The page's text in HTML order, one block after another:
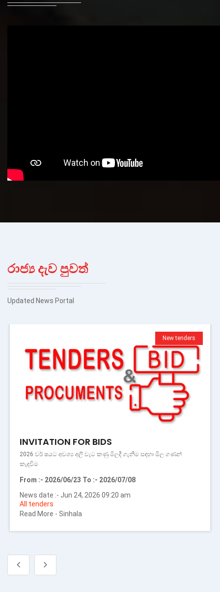
රාජ්‍ය දැව පුවත්
Updated News Portal
New
PROCUREMENT NOTICE
රාජ්‍ය දැව සංස්ථාව සඳහා අවශ්‍ය වාහන මිලදී ගැනීම
News date :- Jun 18, 2026 09:56 am
All tenders
Read More -